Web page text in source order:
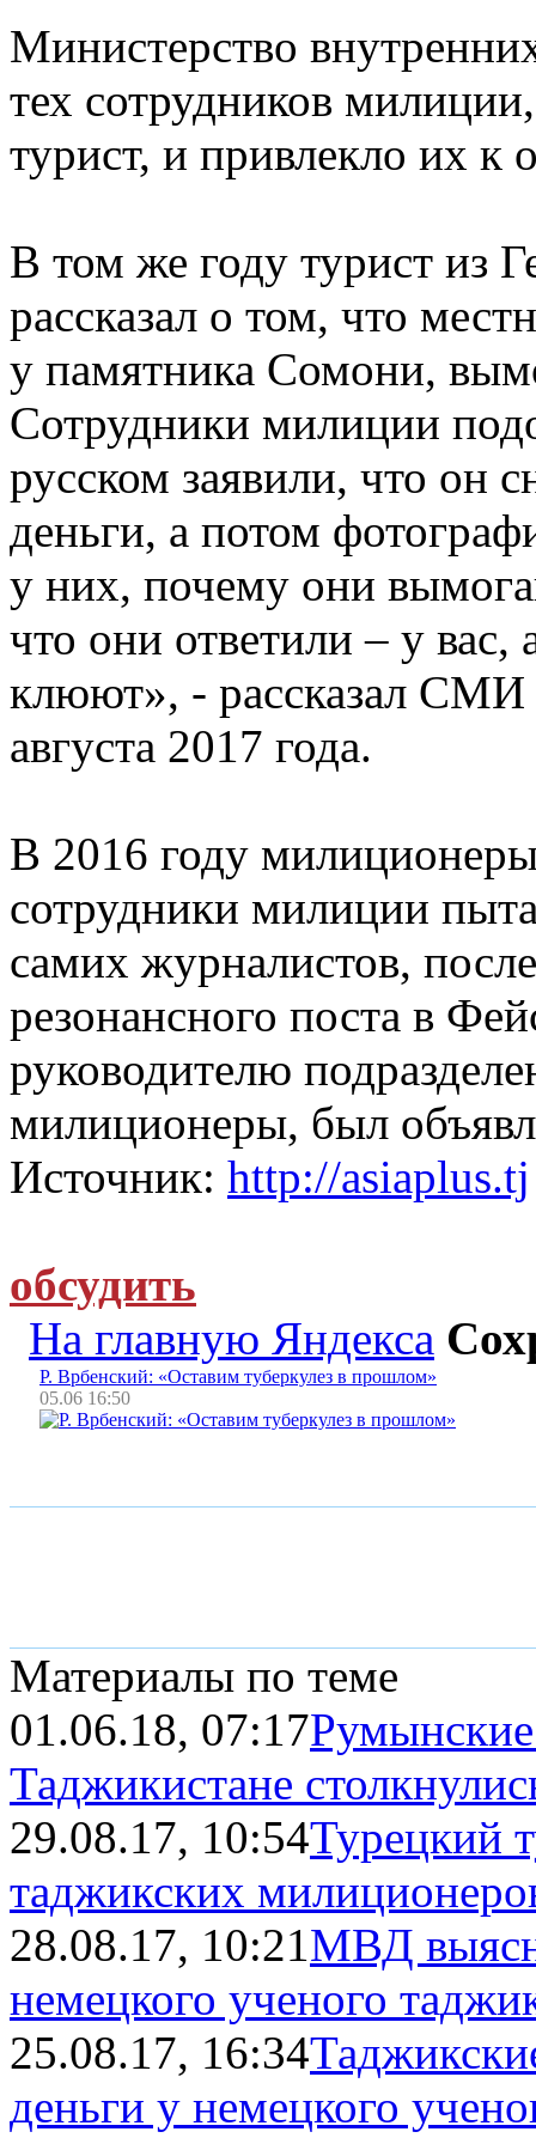
Министерство
тех сотрудников
турист, и привлекло их к
В том же году турист из
рассказал о том, что
у памятника Сомони,
Сотрудники милиции
русском заявили, что он
деньги, а потом
у них, почему они
что они ответили – у
клюют», - рассказал СМИ
августа 2017 года.
В 2016 году
сотрудники милиции
самих журналистов,
резонансного поста в
руководителю
милиционеры, был
Источник: http://asiaplus.tj
обсудить
На главную Яндекса
Р. Врбенский: «Оставим туберкулез в прошлом»
05.06 16:50
Материалы по теме
01.06.18, 07:17
Таджикистане
29.08.17, 10:54Турецкий
таджикских
28.08.17, 10:21МВД
немецкого ученого
25.08.17, 16:34
деньги у немецкого